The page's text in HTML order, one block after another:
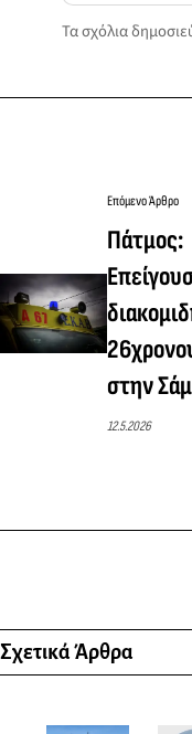
Τα σχόλια
Επόμενο Άρθρο
Πάτμος:
στην
12.5.2026
Σχετικά Άρθρα